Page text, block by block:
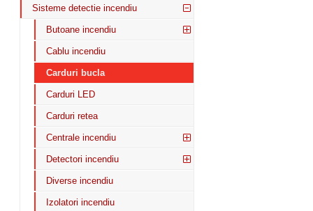
Sisteme detectie incendiu
Butoane incendiu
Cablu incendiu
Carduri bucla
Carduri LED
Carduri retea
Centrale incendiu
Detectori incendiu
Diverse incendiu
Izolatori incendiu